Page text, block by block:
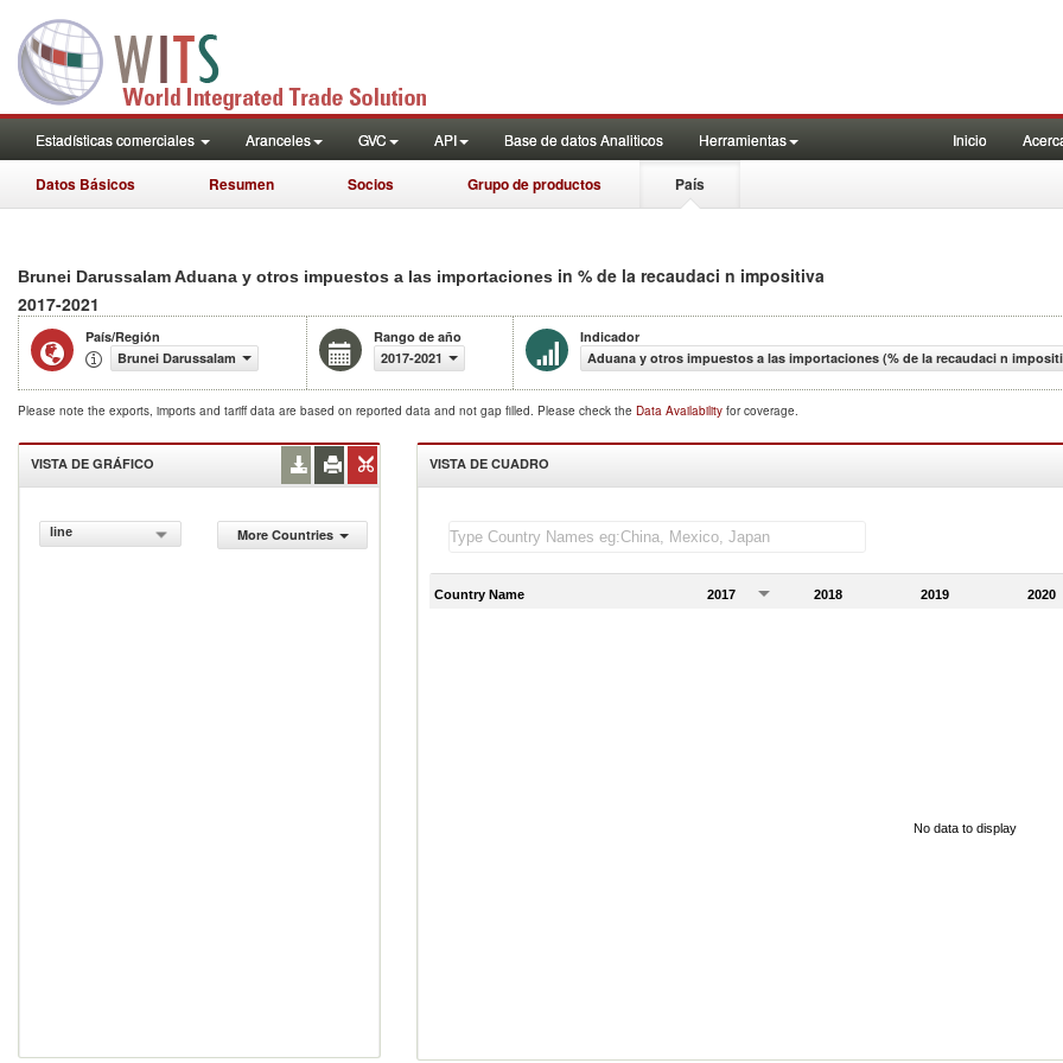
Estadísticas comerciales Aranceles GVC API Base de datos Analiticos Herramientas Inicio
Datos Básicos Resumen Socios Grupo de productos País
Brunei Darussalam Aduana y otros impuestos a las importaciones in % de la recaudaci n impositiva
2017-2021
País/Región
Brunei Darussalam
Rango de año
2017-2021
Indicador
Aduana y otros impuestos a las importaciones (% de la recaudaci n
Please note the exports, imports and tariff data are based on reported data and not gap filled. Please check the Data Availability for coverage.
VISTA DE GRÁFICO
line More Countries
VISTA DE CUADRO
Country Name 2017 2018 2019 2020
No data to display